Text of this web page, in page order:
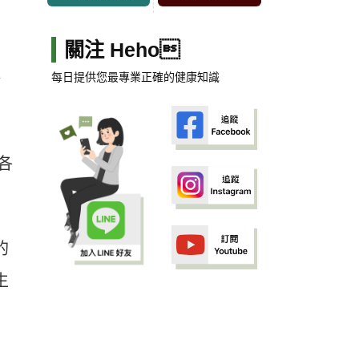
關注 Heho
每日提供您最專業正確的健康知識